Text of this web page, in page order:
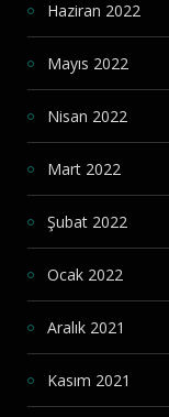
Haziran 2022
Mayıs 2022
Nisan 2022
Mart 2022
Şubat 2022
Ocak 2022
Aralık 2021
Kasım 2021